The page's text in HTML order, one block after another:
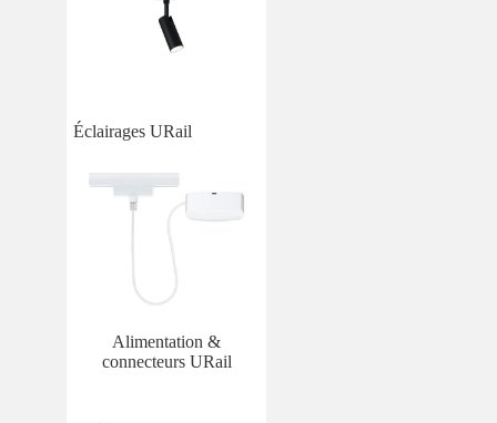
Éclairages URail
Alimentation &
connecteurs URail